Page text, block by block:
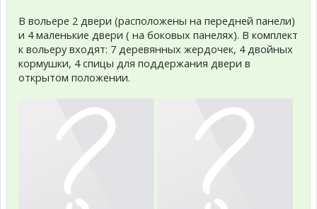
В вольере 2 двери (расположены на передней панели)
и 4 маленькие двери ( на боковых панелях). В комплект
к вольеру входят: 7 деревянных жердочек, 4 двойных
кормушки, 4 спицы для поддержания двери в
открытом положении.